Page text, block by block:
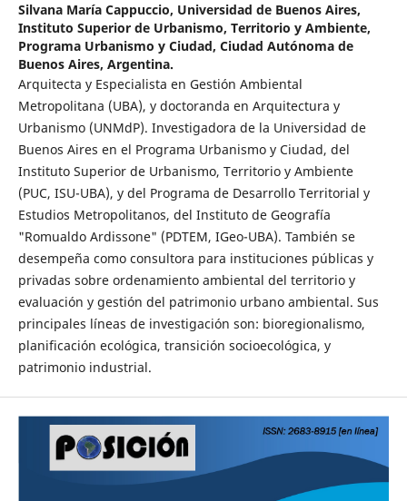
Silvana María Cappuccio, Universidad de Buenos Aires,
Instituto Superior de Urbanismo, Territorio y Ambiente,
Programa Urbanismo y Ciudad, Ciudad Autónoma de
Buenos Aires, Argentina.
Arquitecta y Especialista en Gestión Ambiental
Metropolitana (UBA), y doctoranda en Arquitectura y
Urbanismo (UNMdP). Investigadora de la Universidad de
Buenos Aires en el Programa Urbanismo y Ciudad, del
Instituto Superior de Urbanismo, Territorio y Ambiente
(PUC, ISU-UBA), y del Programa de Desarrollo Territorial y
Estudios Metropolitanos, del Instituto de Geografía
"Romualdo Ardissone" (PDTEM, IGeo-UBA). También se
desempeña como consultora para instituciones públicas y
privadas sobre ordenamiento ambiental del territorio y
evaluación y gestión del patrimonio urbano ambiental. Sus
principales líneas de investigación son: bioregionalismo,
planificación ecológica, transición socioecológica, y
patrimonio industrial.